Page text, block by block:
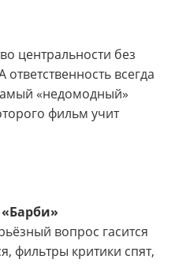
центральности без
ответственность всегда
«недомодный»
фильм учит
вопрос гасится
фильтры критики спят,